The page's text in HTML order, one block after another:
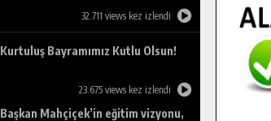
32.711 views kez izlendi
Kurtuluş Bayramımız Kutlu Olsun!
23.675 views kez izlendi
Başkan Mahçiçek’in eğitim vizyonu,